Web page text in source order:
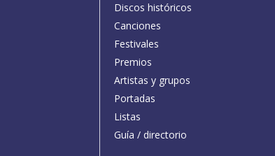
Discos históricos
Canciones
Festivales
Premios
Artistas y grupos
Portadas
Listas
Guía / directorio